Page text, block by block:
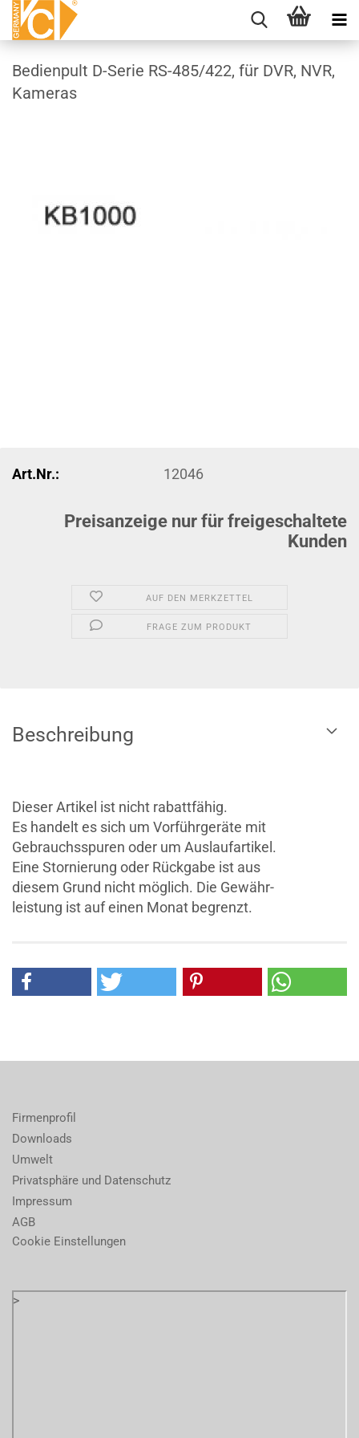
Bedienpult D-Serie RS-485/422, für DVR, NVR,
Kameras
Art.Nr.: 12046
Preisanzeige nur für freigeschaltete
Kunden
AUF DEN MERKZETTEL
FRAGE ZUM PRODUKT
Beschreibung
Dieser Artikel ist nicht rabattfähig.
Es handelt es sich um Vorführgeräte mit
Gebrauchsspuren oder um Auslaufartikel.
Eine Stornierung oder Rückgabe ist aus
diesem Grund nicht möglich. Die Gewähr-
leistung ist auf einen Monat begrenzt.
Firmenprofil
Downloads
Umwelt
Privatsphäre und Datenschutz
Impressum
AGB
Cookie Einstellungen
>